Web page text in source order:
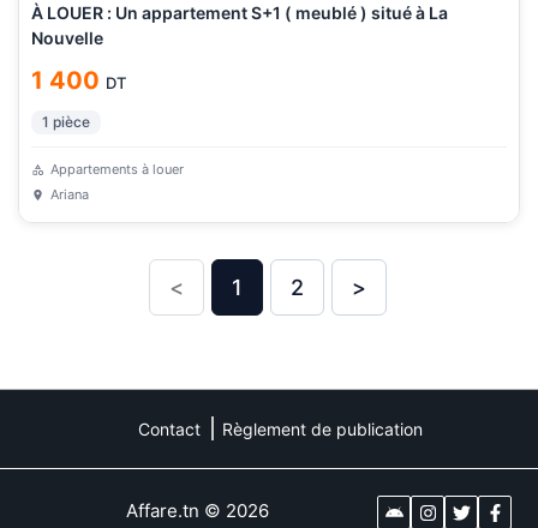
À LOUER : Un appartement S+1 ( meublé ) situé à La
Nouvelle
1 400 DT
1 pièce
Appartements à louer
Ariana
< 1 2 >
Contact Règlement de publication
Affare.tn © 2026